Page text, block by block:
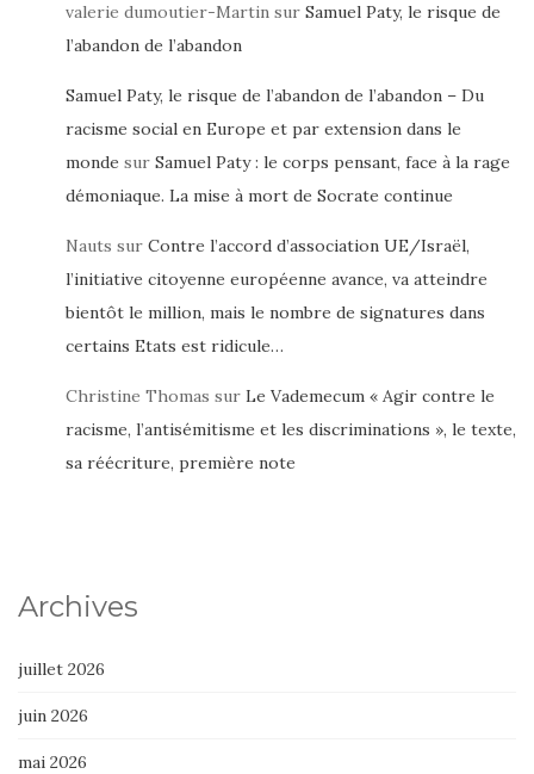
valerie dumoutier-Martin sur Samuel Paty, le risque de
l’abandon de l’abandon
Samuel Paty, le risque de l’abandon de l’abandon – Du
racisme social en Europe et par extension dans le
monde sur Samuel Paty : le corps pensant, face à la rage
démoniaque. La mise à mort de Socrate continue
Nauts sur Contre l’accord d’association UE/Israël,
l’initiative citoyenne européenne avance, va atteindre
bientôt le million, mais le nombre de signatures dans
certains Etats est ridicule…
Christine Thomas sur Le Vademecum « Agir contre le
racisme, l’antisémitisme et les discriminations », le texte,
sa réécriture, première note
Archives
juillet 2026
juin 2026
mai 2026